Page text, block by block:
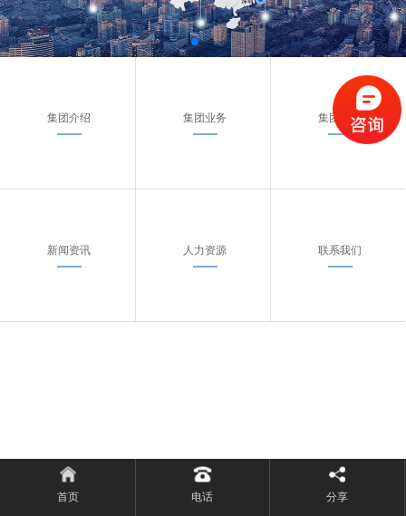
集团介绍 集团业务 集团案例
新闻资讯 人力资源 联系我们
首页 电话 分享